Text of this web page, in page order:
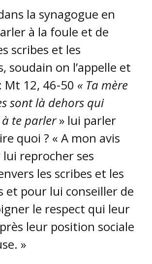
la synagogue en
à la foule et de
scribes et les
soudain on l’appelle et
12, 46-50 « Ta mère
sont là dehors qui
te parler» lui parler
quoi ? « A mon avis
lui reprocher ses
les scribes et les
et pour lui conseiller de
le respect qui leur
leur position sociale
»